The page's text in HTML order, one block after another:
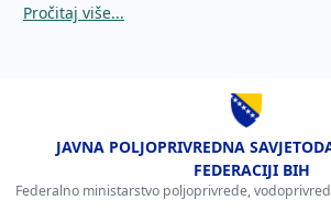
Pročitaj više...
JAVNA POLJOPRIVREDNA
FEDERACIJI BIH
Federalno ministarstvo poljoprivrede,